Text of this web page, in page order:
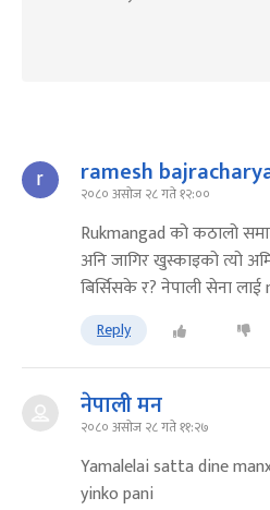
ramesh
२०८० असोज २८ गते १२:००
Rukmangad को कठालो
अनि जागिर खुस्काइको त्यो
बिर्सिसके र? नेपाली सेना
Reply
नेपाली मन
२०८० असोज २८ गते ११:२७
Yamalelai satta dine
yinko pani